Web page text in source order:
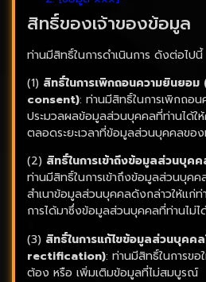
สิทธิ์ของเจ้าของข้อมูล
ท่านมีสิทธิ์ในการดำเนินการ ดังต่อไปนี้
(1) สิทธิ์ในการเพิกถอนความยินย
consent): ท่านมีสิทธิ์ในการเพิกถอ
ประมวลผลข้อมูลส่วนบุคคลที่ท่านได้ใ
ตลอดระยะเวลาที่ข้อมูลส่วนบุคคลของ
(2) สิทธิ์ในการเข้าถึงข้อมูลส่วนบุ
ท่านมีสิทธิ์ในการเข้าถึงข้อมูลส่วนบุคค
สำเนาข้อมูลส่วนบุคคลดังกล่าวให้แก่ท่
การได้มาซึ่งข้อมูลส่วนบุคคลที่ท่านไม่ไ
(3) สิทธิ์ในการแก้ไขข้อมูลส่วนบุค
rectification): ท่านมีสิทธิ์ในการขอ
ต้อง หรือ เพิ่มเติมข้อมูลที่ไม่สมบูรณ์